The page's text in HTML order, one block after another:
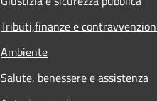
Tributi,finanze e
Ambiente
Salute, benessere e assistenza